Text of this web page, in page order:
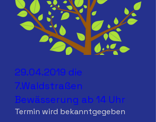
29.04.2019 die
7.Waldstraßen
Bewässerung ab 14 Uhr
Termin wird bekanntgegeben